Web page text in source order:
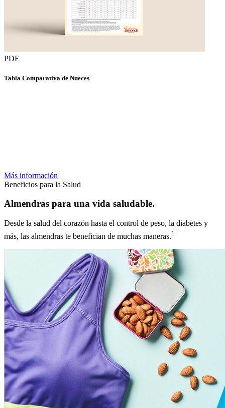
PDF
Tabla Comparativa de Nueces
Más información
Beneficios para la Salud
Almendras para una vida saludable.
Desde la salud del corazón hasta el control de peso, la diabetes y
más, las almendras te benefician de muchas maneras.1